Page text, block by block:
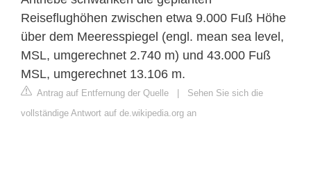
Reiseflughöhen zwischen etwa 9.000 Fuß Höhe
über dem Meeresspiegel (engl. mean sea level,
MSL, umgerechnet 2.740 m) und 43.000 Fuß
MSL, umgerechnet 13.106 m.
Antrag auf Entfernung der Quelle
Sehen Sie sich die
vollständige Antwort auf de.wikipedia.org an